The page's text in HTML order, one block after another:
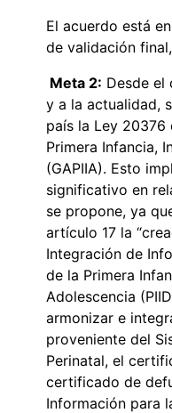
El acuerdo está
de validación
Meta 2: Desde el
y a la actualidad,
país la Ley 20376
Primera Infancia,
(GAPIIA). Esto
significativo en
se propone, ya
artículo 17 la
Integración de
de la Primera
Adolescencia
armonizar e
proveniente del
Perinatal, el
certificado de
Información para